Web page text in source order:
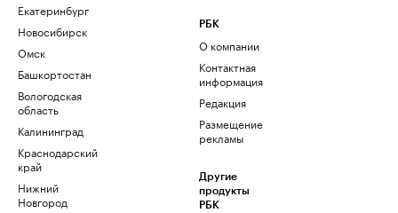
Екатеринбург
Новосибирск
Омск
Башкортостан
Вологодская
область
Калининград
Краснодарский
край
Нижний
Новгород
РБК
О компании
Контактная
информация
Редакция
Размещение
рекламы
Другие
продукты
РБК